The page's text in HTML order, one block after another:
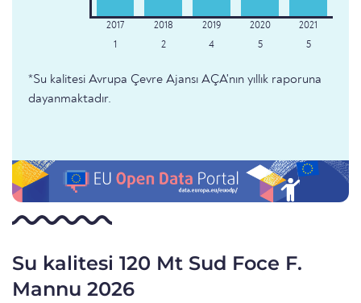
1 2 4 5 5
*Su kalitesi Avrupa Çevre Ajansı AÇA'nın yıllık raporuna
dayanmaktadır.
Su kalitesi 120 Mt Sud Foce F.
Mannu 2026